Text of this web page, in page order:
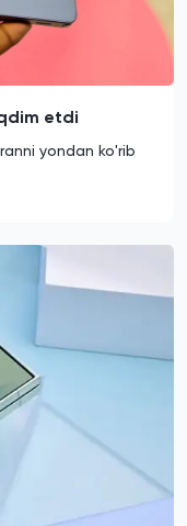
etdi
yondan ko'rib